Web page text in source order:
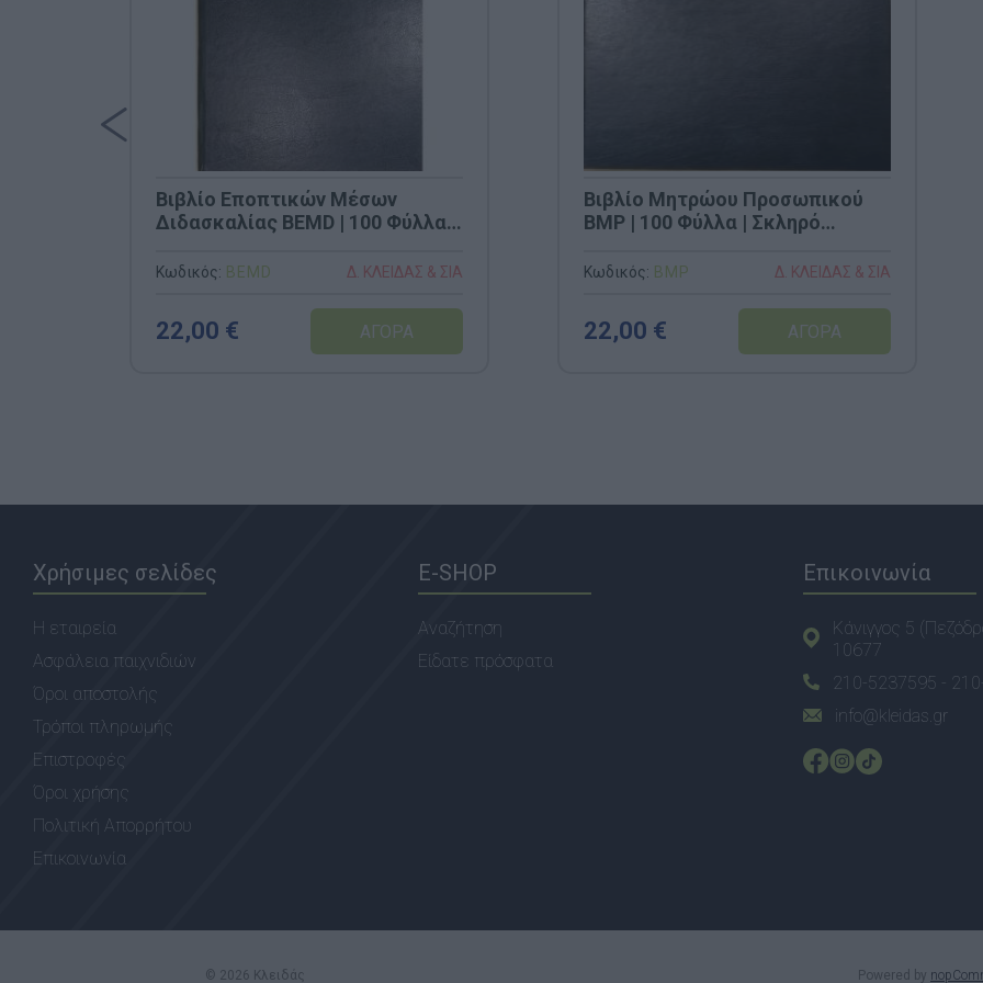
Βιβλίο Εποπτικών Μέσων
Διδασκαλίας BEMD | 100 Φύλλα |
Κωδικός: BEMD Δ. ΚΛΕΙΔΑΣ & ΣΙΑ
22,00 €
Βιβλίο Μητρώου Προσωπικού
BMP | 100 Φύλλα | Σκληρό
Κωδικός: BMP Δ. ΚΛΕΙΔΑΣ & ΣΙΑ
22,00 €
Χρήσιμες σελίδες
Η εταιρεία
Ασφάλεια παιχνιδιών
Όροι αποστολής
Τρόποι πληρωμής
Επιστροφές
Όροι χρήσης
Πολιτική Απορρήτου
Επικοινωνία
E-SHOP
Αναζήτηση
Είδατε πρόσφατα
Επικοινωνία
Κάνιγγος 5
10677
210-5237595 -
info@kleidas.gr
© 2026 Κλειδάς Powered by